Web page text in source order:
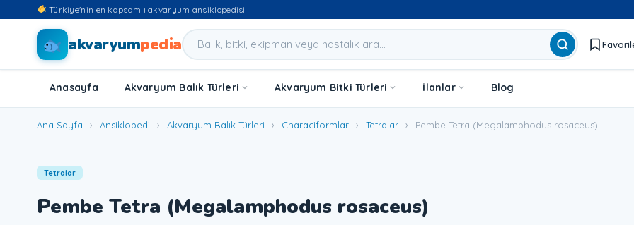
Türkiye'nin en kapsamlı akvaryum ansiklopedisi
akvaryumpedia
Anasayfa Akvaryum Balık Türleri Akvaryum Bitki Türleri İlanlar Blog
Ana Sayfa › Ansiklopedi › Akvaryum Balık Türleri › Characiformlar › Tetralar › Pembe Tetra (Megalamphodus rosaceus)
Tetralar
Pembe Tetra (Megalamphodus rosaceus)